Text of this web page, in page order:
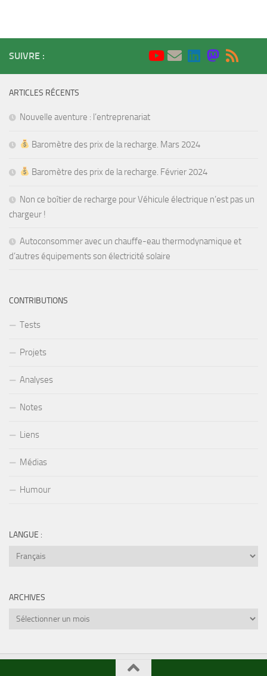
SUIVRE :
ARTICLES RÉCENTS
Nouvelle aventure : l’entreprenariat
Baromètre des prix de la recharge. Mars 2024
Baromètre des prix de la recharge. Février 2024
Non ce boîtier de recharge pour Véhicule électrique n’est pas un
chargeur !
Autoconsommer avec un chauffe-eau thermodynamique et
d’autres équipements son électricité solaire
CONTRIBUTIONS
Tests
Projets
Analyses
Notes
Liens
Médias
Humour
LANGUE :
ARCHIVES
Archives